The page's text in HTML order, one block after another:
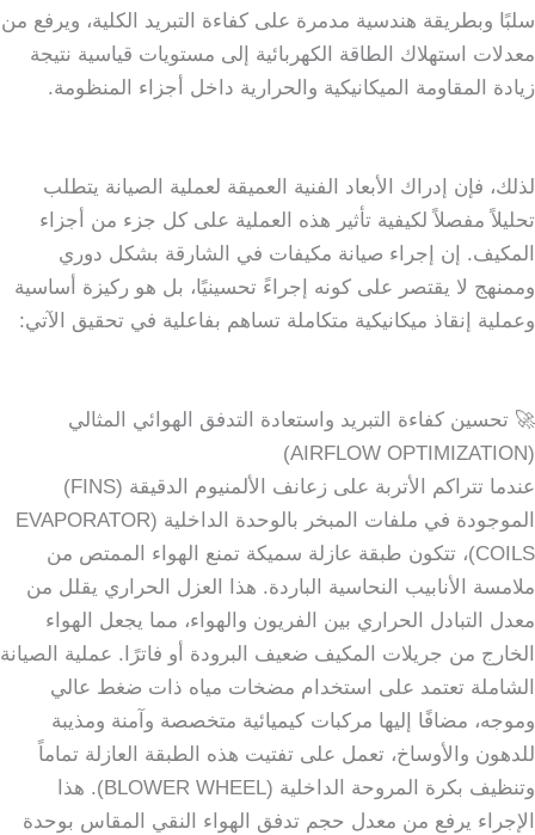
سلبًا وبطريقة هندسية مدمرة على كفاءة التبريد الكلية، ويرفع من
معدلات استهلاك الطاقة الكهربائية إلى مستويات قياسية نتيجة
زيادة المقاومة الميكانيكية والحرارية داخل أجزاء المنظومة.
لذلك، فإن إدراك الأبعاد الفنية العميقة لعملية الصيانة يتطلب
تحليلاً مفصلاً لكيفية تأثير هذه العملية على كل جزء من أجزاء
المكيف. إن إجراء صيانة مكيفات في الشارقة بشكل دوري
وممنهج لا يقتصر على كونه إجراءً تحسينيًا، بل هو ركيزة أساسية
وعملية إنقاذ ميكانيكية متكاملة تساهم بفاعلية في تحقيق الآتي:
🚀 تحسين كفاءة التبريد واستعادة التدفق الهوائي المثالي
(AIRFLOW OPTIMIZATION)
عندما تتراكم الأتربة على زعانف الألمنيوم الدقيقة (FINS)
الموجودة في ملفات المبخر بالوحدة الداخلية (EVAPORATOR
COILS)، تتكون طبقة عازلة سميكة تمنع الهواء الممتص من
ملامسة الأنابيب النحاسية الباردة. هذا العزل الحراري يقلل من
معدل التبادل الحراري بين الفريون والهواء، مما يجعل الهواء
الخارج من جريلات المكيف ضعيف البرودة أو فاترًا. عملية الصيانة
الشاملة تعتمد على استخدام مضخات مياه ذات ضغط عالي
وموجه، مضافًا إليها مركبات كيميائية متخصصة وآمنة ومذيبة
للدهون والأوساخ، تعمل على تفتيت هذه الطبقة العازلة تماماً
وتنظيف بكرة المروحة الداخلية (BLOWER WHEEL). هذا
الإجراء يرفع من معدل حجم تدفق الهواء النقي المقاس بوحدة